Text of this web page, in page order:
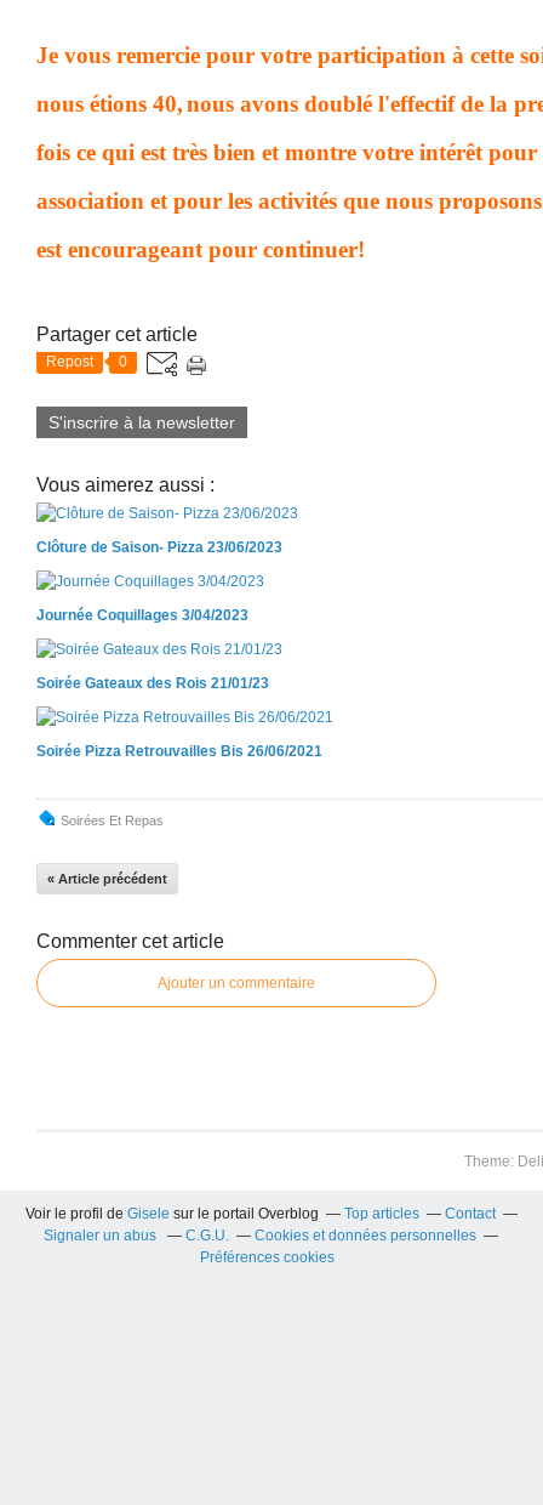
Je vous remercie pour votre participation à cette
nous étions 40,nous avons doublé l'effectif de la
fois ce qui est très bien et montre votre intérêt
association et pour les activités que nous
est encourageant pour continuer!
Partager cet article
Repost 0
S'inscrire à la newsletter
Vous aimerez aussi :
Clôture de Saison- Pizza 23/06/2023
Journée Coquillages 3/04/2023
Soirée Gateaux des Rois 21/01/23
Soirée Pizza Retrouvailles Bis 26/06/2021
Soirées Et Repas
« Article précédent
Commenter cet article
Ajouter un commentaire
Theme:
Voir le profil de Gisele sur le portail Overblog Top articles
Contact
Signaler un abus
C.G.U.
Cookies et données personnelles
Préférences cookies